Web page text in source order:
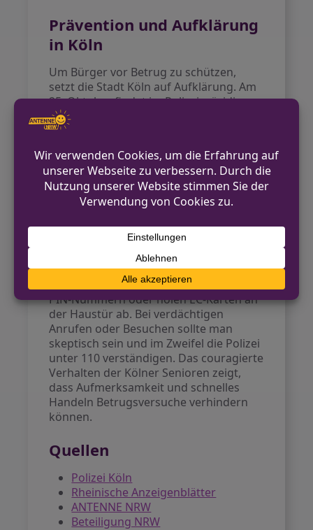
Prävention und Aufklärung
in Köln
Um Bürger vor Betrug zu schützen,
setzt die Stadt Köln auf Aufklärung. Am
25. Oktober findet im Polizeipräsidium
Köln das
abgezockt!“
Betrüger und zeigt, wie man sich
schützen kann. Interessierte können
sich noch anmelden.
So schützen Sie sich vor
Betrügern
Die Polizei rät zur Vorsicht: Echte
Bankmitarbeiter fragen niemals nach
PIN-Nummern oder holen EC-Karten an
der Haustür ab. Bei verdächtigen
Anrufen oder Besuchen sollte man
skeptisch sein und im Zweifel die Polizei
unter 110 verständigen. Das couragierte
Verhalten der Kölner Senioren zeigt,
dass Aufmerksamkeit und schnelles
Handeln Betrugsversuche verhindern
können.
Quellen
Polizei Köln
Rheinische Anzeigenblätter
ANTENNE NRW
Beteiligung NRW